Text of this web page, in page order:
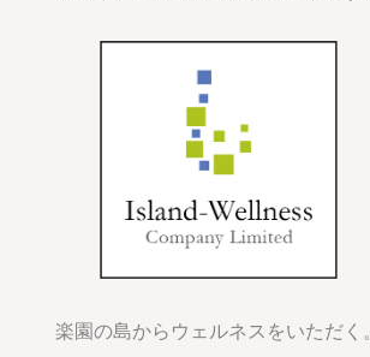
楽園の島からウェルネスをいただく。